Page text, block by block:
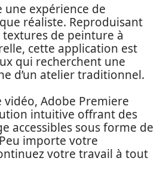
une expérience de
réaliste. Reproduisant
de peinture à
cette application est
qui recherchent une
d’un atelier traditionnel.
Adobe Premiere
intuitive offrant des
accessibles sous forme de
importe votre
votre travail à tout